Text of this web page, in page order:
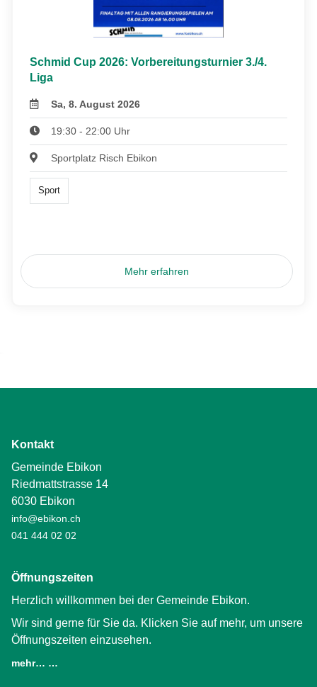
Schmid Cup 2026: Vorbereitungsturnier 3./4.
Liga
Sa, 8. August 2026
19:30 - 22:00 Uhr
Sportplatz Risch Ebikon
Sport
Mehr erfahren
Kontakt
Gemeinde Ebikon
Riedmattstrasse 14
6030 Ebikon
info@ebikon.ch
041 444 02 02
Öffnungszeiten
Herzlich willkommen bei der Gemeinde Ebikon.
Wir sind gerne für Sie da. Klicken Sie auf mehr, um unsere
Öffnungszeiten einzusehen.
mehr… …